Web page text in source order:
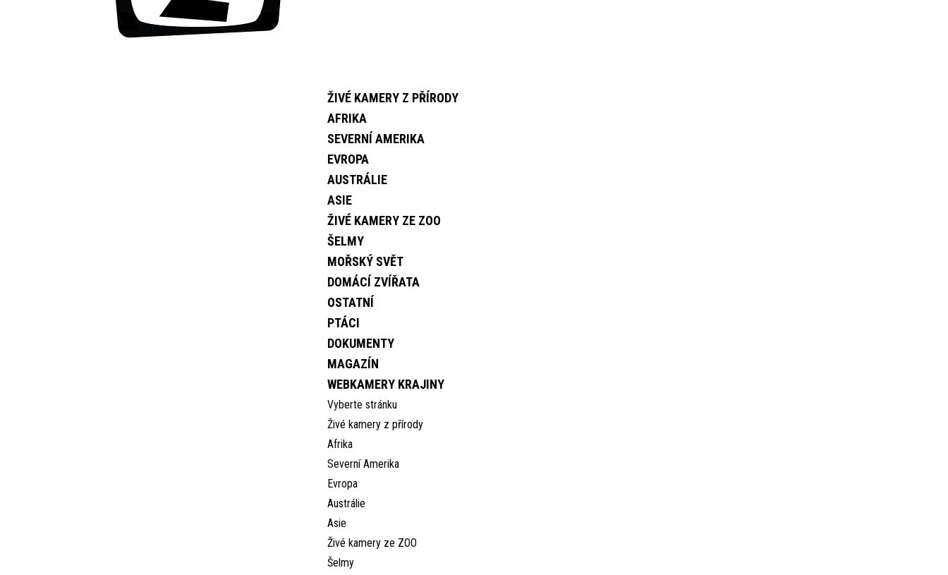
ŽIVÉ KAMERY Z PŘÍRODY
AFRIKA
SEVERNÍ AMERIKA
EVROPA
AUSTRÁLIE
ASIE
ŽIVÉ KAMERY ZE ZOO
ŠELMY
MOŘSKÝ SVĚT
DOMÁCÍ ZVÍŘATA
OSTATNÍ
PTÁCI
DOKUMENTY
MAGAZÍN
WEBKAMERY KRAJINY
Vyberte stránku
Živé kamery z přírody
Afrika
Severní Amerika
Evropa
Austrálie
Asie
Živé kamery ze ZOO
Šelmy